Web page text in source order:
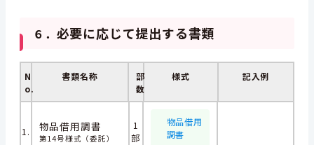
６． 必要に応じて提出する書類
N
o.
書類名称
部
数
様式 記入例
1. 物品借用調書
第14号様式（委託）
1
部
物品借用
調書